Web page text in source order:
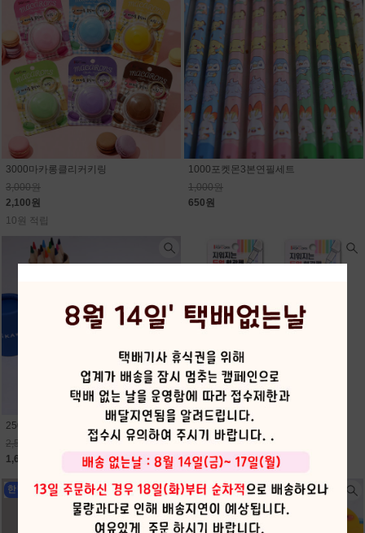
3000마카롱클리커키링
3,000원
2,100원
10원 적립
1000포켓몬3본연필세트
1,000원
650원
2500먼작귀12색미니원목색연필
2,500원
1,630원
2000지워지는듀얼형광펜
2,000원
1,300원